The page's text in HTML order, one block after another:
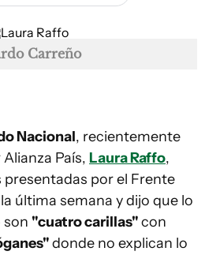
Carreño
Nacional, recientemente
País, Laura Raffo,
por el Frente
última semana y dijo que lo
son "cuatro carillas"con
donde no explican lo